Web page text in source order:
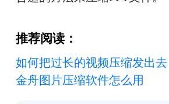
推荐阅读：
如何把过长的视频压缩发出去
金舟图片压缩软件怎么用